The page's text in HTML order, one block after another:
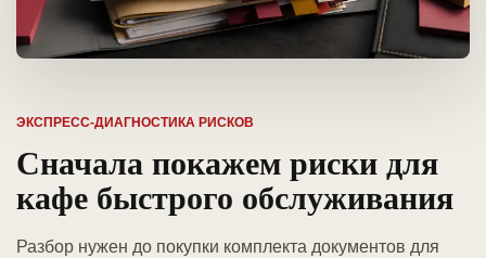
ЭКСПРЕСС-ДИАГНОСТИКА РИСКОВ
Сначала покажем риски для
кафе быстрого обслуживания
Разбор нужен до покупки комплекта документов для